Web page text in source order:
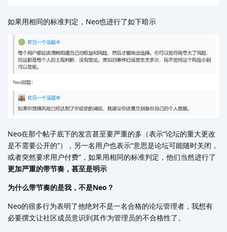
如果用相同的标准判定，Neo也进行了如下暗示
Neo在那个帖子底下的发言甚至要严重的多（表示“论坛的重大更改
是不需要公开的”），另一名用户也表示“意思是论坛可能随时关闭，
或者突然要求用户付费”，如果用相同的标准判定，他们当然进行了
更加严重的带节奏，甚至是明示
为什么带节奏的是我，不是Neo？
Neo的很多行为表明了他绝对不是一名合格的论坛管理者，我想有
必要撰文让社区成员意识到其作为管理员的不合格性了。